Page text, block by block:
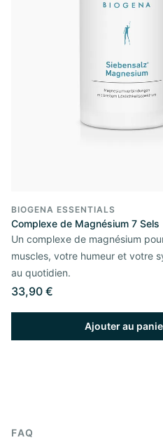
BIOGENA ESSENTIALS
Complexe de Magnésium 7 Sels
Un complexe de magnésium
muscles, votre humeur et votre
au quotidien.
33,90 €
Ajouter au
FAQ